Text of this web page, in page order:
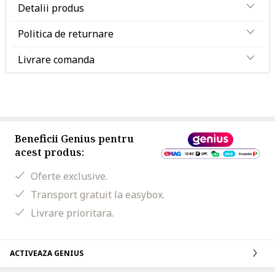
Detalii produs
Politica de returnare
Livrare comanda
Beneficii Genius pentru
acest produs:
Oferte exclusive.
Transport gratuit la easybox.
Livrare prioritara.
ACTIVEAZA GENIUS